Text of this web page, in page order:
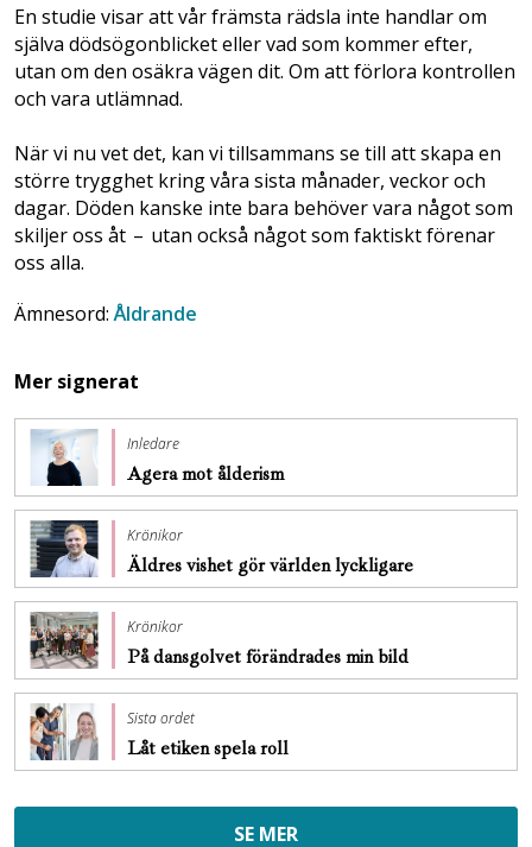
En studie visar att vår främsta rädsla inte handlar om
själva dödsögonblicket eller vad som kommer efter,
utan om den osäkra vägen dit. Om att förlora kontrollen
och vara utlämnad.
När vi nu vet det, kan vi tillsammans se till att skapa en
större trygghet kring våra sista månader, veckor och
dagar. Döden kanske inte bara behöver vara något som
skiljer oss åt – utan också något som ­faktiskt förenar
oss alla.
Ämnesord:Åldrande
Mer signerat
Inledare
Agera mot ålderism
Krönikor
Äldres vishet gör världen lyckligare
Krönikor
På dansgolvet förändrades min bild
Sista ordet
Låt etiken spela roll
SE MER